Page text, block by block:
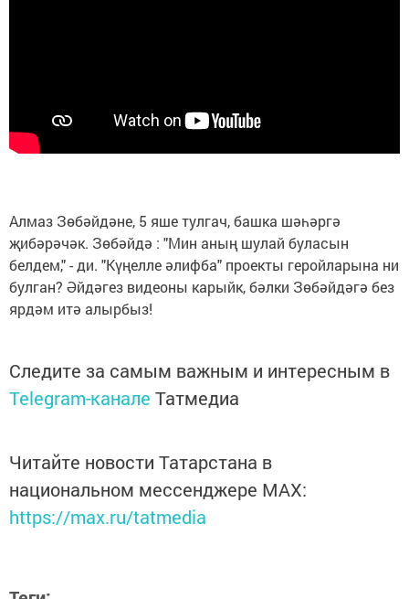
Алмаз Зөбәйдәне, 5 яше тулгач, башка шәһәргә
җибәрәчәк. Зөбәйдә : "Мин аның шулай буласын
белдем," - ди. "Күңелле әлифба" проекты геройларына ни
булган? Әйдәгез видеоны карыйк, бәлки Зөбәйдәгә без
ярдәм итә алырбыз!
Следите за самым важным и интересным в
Telegram-канале Татмедиа
Читайте новости Татарстана в
национальном мессенджере MАХ:
https://max.ru/tatmedia